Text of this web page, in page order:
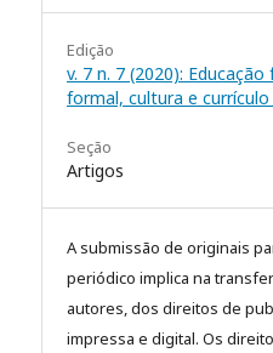
Edição
v. 7 n. 7 (2020):
formal, cultura e
Seção
Artigos
A submissão de originais
periódico implica na
autores, dos direitos de
impressa e digital. Os